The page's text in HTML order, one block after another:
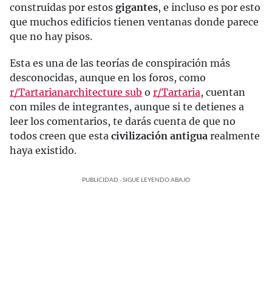
construidas por estos gigantes, e incluso es por esto
que muchos edificios tienen ventanas donde parece
que no hay pisos.
Esta es una de las teorías de conspiración más
desconocidas, aunque en los foros, como
r/Tartarianarchitecture sub o r/Tartaria, cuentan
con miles de integrantes, aunque si te detienes a
leer los comentarios, te darás cuenta de que no
todos creen que esta civilización antigua realmente
haya existido.
PUBLICIDAD - SIGUE LEYENDO ABAJO